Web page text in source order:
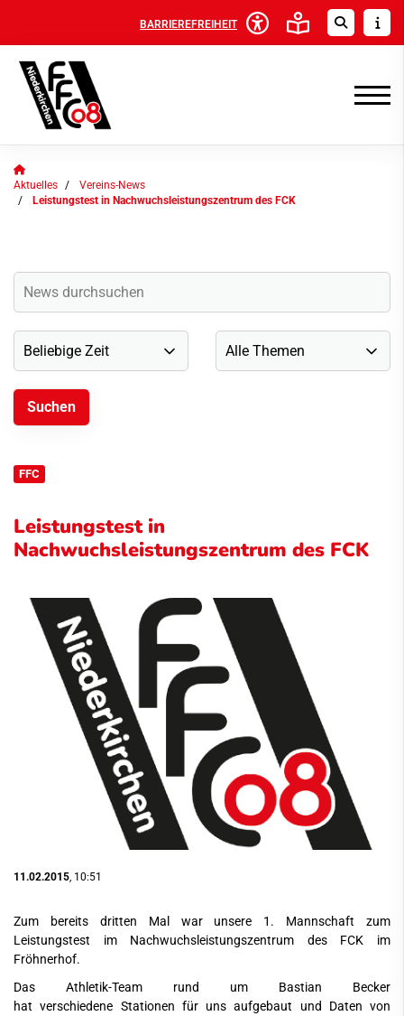
BARRIEREFREIHEIT
Aktuelles
Vereins-News
Leistungstest in Nachwuchsleistungszentrum des FCK
FFC
Leistungstest in
Nachwuchsleistungszentrum des FCK
11.02.2015 , 10:51
Zum bereits dritten Mal war unsere 1. Mannschaft zum
Leistungstest im Nachwuchsleistungszentrum des FCK im
Fröhnerhof.
Das Athletik-Team rund um Bastian Becker
hat verschiedene Stationen für uns aufgebaut und Daten von